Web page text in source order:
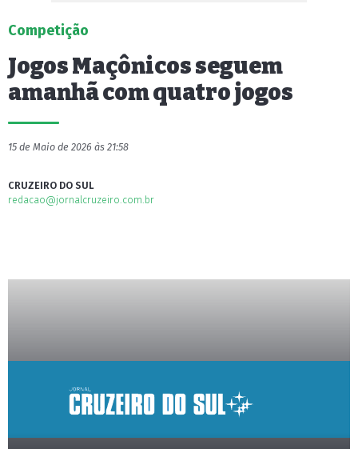
Competição
Jogos Maçônicos seguem
amanhã com quatro jogos
15 de Maio de 2026 às 21:58
CRUZEIRO DO SUL
redacao@jornalcruzeiro.com.br